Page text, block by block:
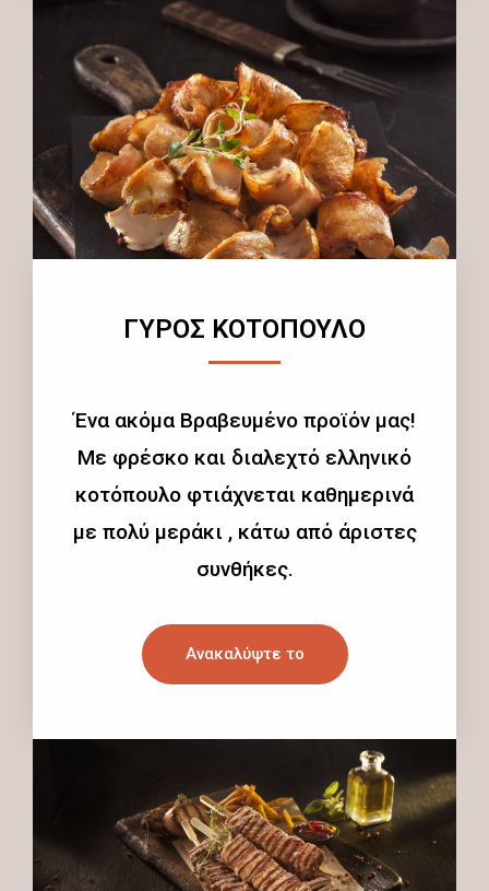
ΓΥΡΟΣ ΚΟΤΟΠΟΥΛΟ
Ένα ακόμα Βραβευμένο προϊόν μας!
Με φρέσκο και διαλεχτό ελληνικό
κοτόπουλο φτιάχνεται καθημερινά
με πολύ μεράκι , κάτω από άριστες
συνθήκες.
Ανακαλύψτε το